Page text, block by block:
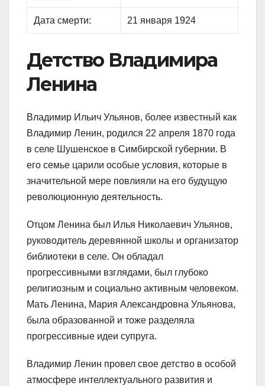
Дата смерти: 21 января 1924
Детство Владимира
Ленина
Владимир Ильич Ульянов, более известный как
Владимир Ленин, родился 22 апреля 1870 года
в селе Шушенское в Симбирской губернии. В
его семье царили особые условия, которые в
значительной мере повлияли на его будущую
революционную деятельность.
Отцом Ленина был Илья Николаевич Ульянов,
руководитель деревянной школы и организатор
библиотеки в селе. Он обладал
прогрессивными взглядами, был глубоко
религиозным и социально активным человеком.
Мать Ленина, Мария Александровна Ульянова,
была образованной и тоже разделяла
прогрессивные идеи супруга.
Владимир Ленин провел свое детство в особой
атмосфере интеллектуального развития и